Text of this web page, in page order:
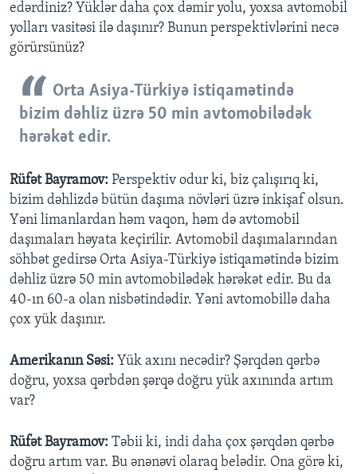
edərdiniz? Yüklər daha çox dəmir yolu, yoxsa avtomobil
yolları vasitəsi ilə daşınır? Bunun perspektivlərini necə
görürsünüz?
Orta Asiya-Türkiyə istiqamətində
bizim dəhliz üzrə 50 min avtomobilədək
hərəkət edir.
Rüfət Bayramov: Perspektiv odur ki, biz çalışırıq ki,
bizim dəhlizdə bütün daşıma növləri üzrə inkişaf olsun.
Yəni limanlardan həm vaqon, həm də avtomobil
daşımaları həyata keçirilir. Avtomobil daşımalarından
söhbət gedirsə Orta Asiya-Türkiyə istiqamətində bizim
dəhliz üzrə 50 min avtomobilədək hərəkət edir. Bu da
40-ın 60-a olan nisbətindədir. Yəni avtomobillə daha
çox yük daşınır.
Amerikanın Səsi: Yük axını necədir? Şərqdən qərbə
doğru, yoxsa qərbdən şərqə doğru yük axınında artım
var?
Rüfət Bayramov: Təbii ki, indi daha çox şərqdən qərbə
doğru artım var. Bu ənənəvi olaraq belədir. Ona görə ki,